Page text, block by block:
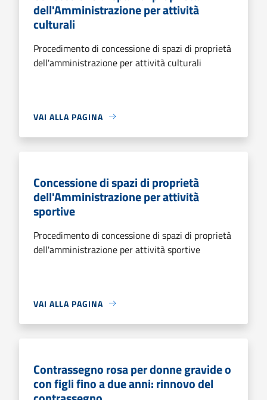
dell'Amministrazione per attività
culturali
Procedimento di concessione di spazi di proprietà
dell'amministrazione per attività culturali
VAI ALLA PAGINA
Concessione di spazi di proprietà
dell'Amministrazione per attività
sportive
Procedimento di concessione di spazi di proprietà
dell'amministrazione per attività sportive
VAI ALLA PAGINA
Contrassegno rosa per donne gravide o
con figli fino a due anni: rinnovo del